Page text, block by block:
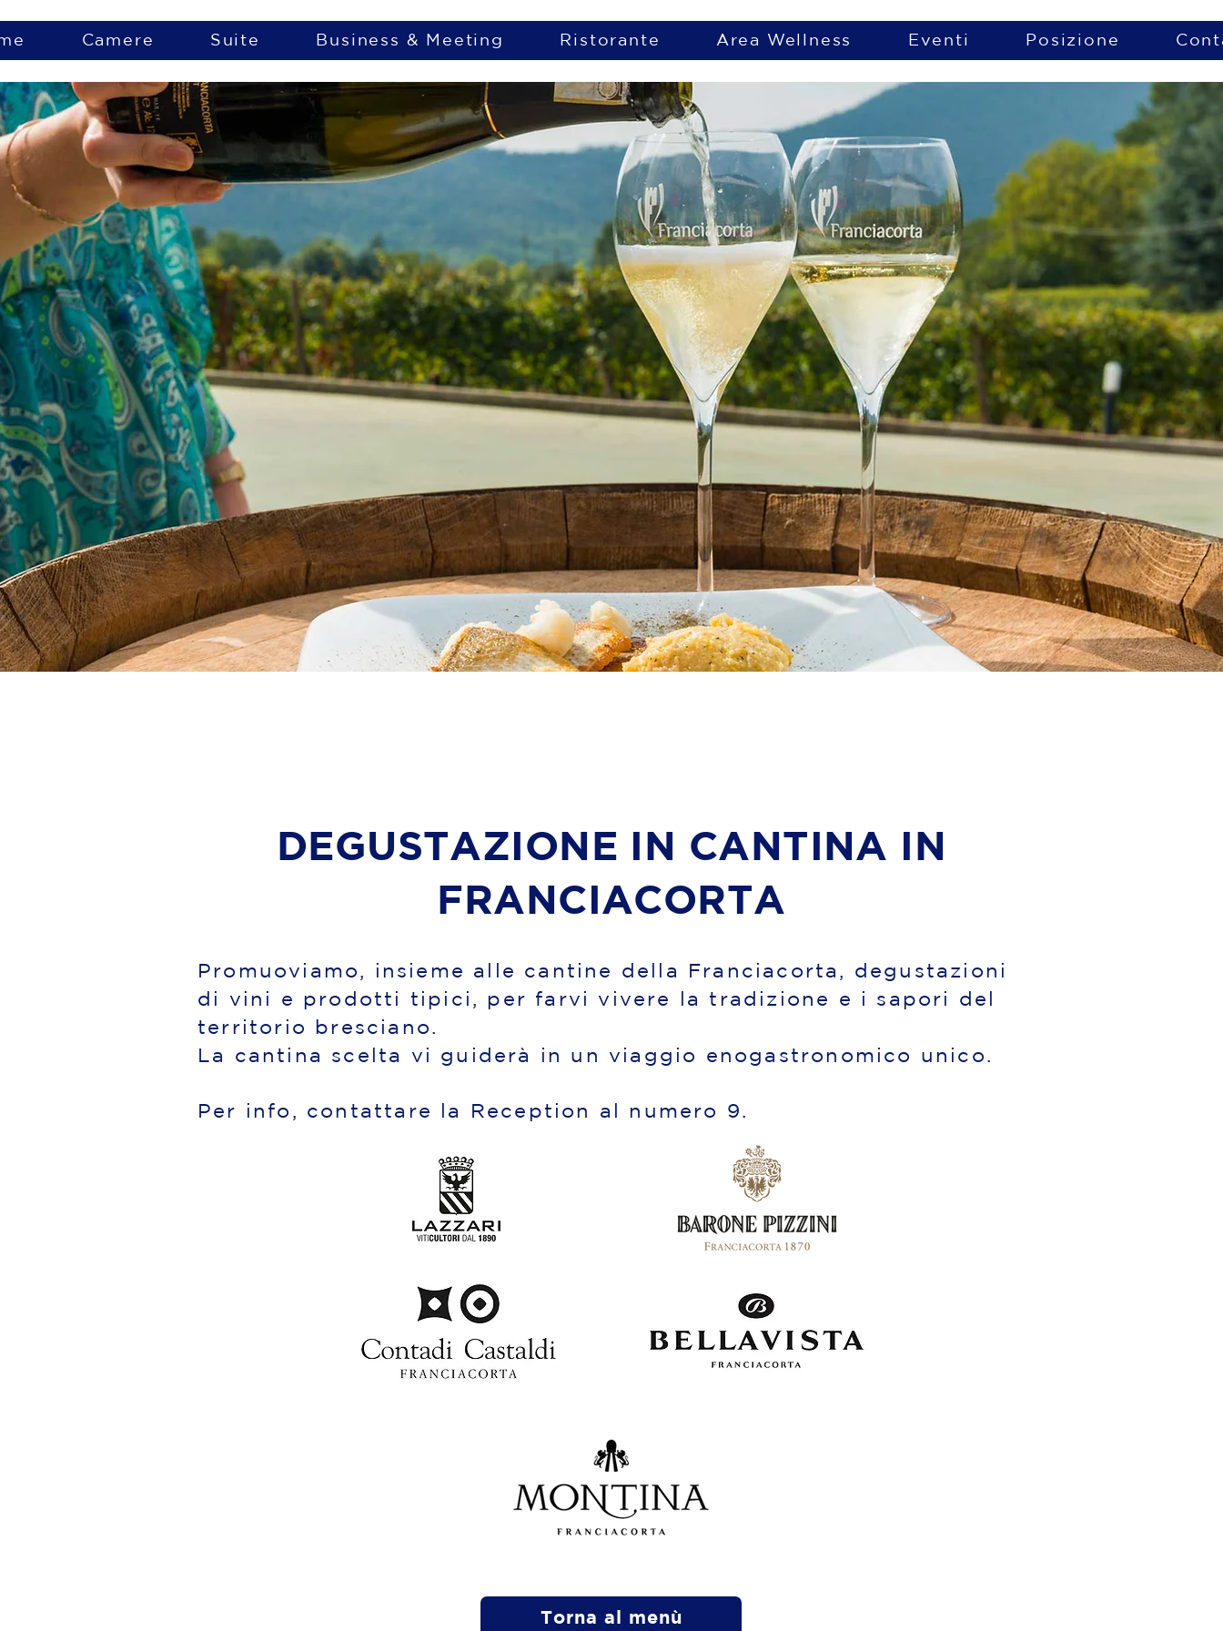
Camere Suite Business & Meeting Ristorante Area Wellness Eventi Posizione
DEGUSTAZIONE IN CANTINA IN
FRANCIACORTA
Promuoviamo, insieme alle cantine della Franciacorta, degustazioni
di vini e prodotti tipici, per farvi vivere la tradizione e i sapori del
territorio bresciano.
La cantina scelta vi guiderà in un viaggio enogastronomico unico.
Per info, contattare la Reception al numero 9.
Torna al menù